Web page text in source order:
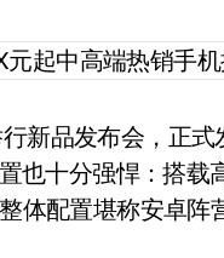
新品发布会，正
也十分强悍：搭
体配置堪称安卓阵